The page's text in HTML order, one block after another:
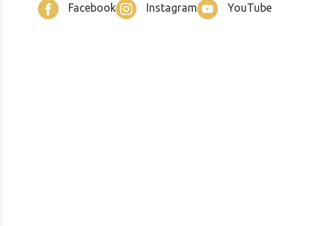
Facebook Instagram YouTube